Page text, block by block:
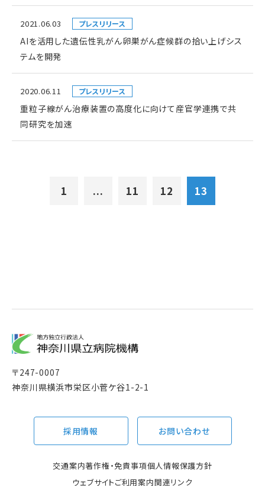
2021.06.03 プレスリリース
AIを活用した遺伝性乳がん卵巣がん症候群の拾い上げシス
テムを開発
2020.06.11 プレスリリース
重粒子線がん治療装置の高度化に向けて産官学連携で共
同研究を加速
1 ... 11 12 13
〒247-0007
神奈川県横浜市栄区小菅ケ谷1-2-1
採用情報 お問い合わせ
交通案内著作権・免責事項個人情報保護方針
ウェブサイトご利用案内関連リンク